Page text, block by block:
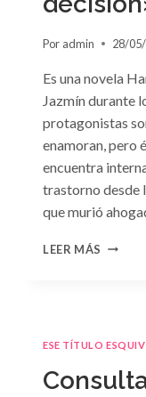
Por admin 28/
Es una novela
Jazmín durante
protagonistas
enamoran, pero
encuentra
trastorno desde
que murió
LEER MÁS
JANET
DAILEY
ESE TÍTULO